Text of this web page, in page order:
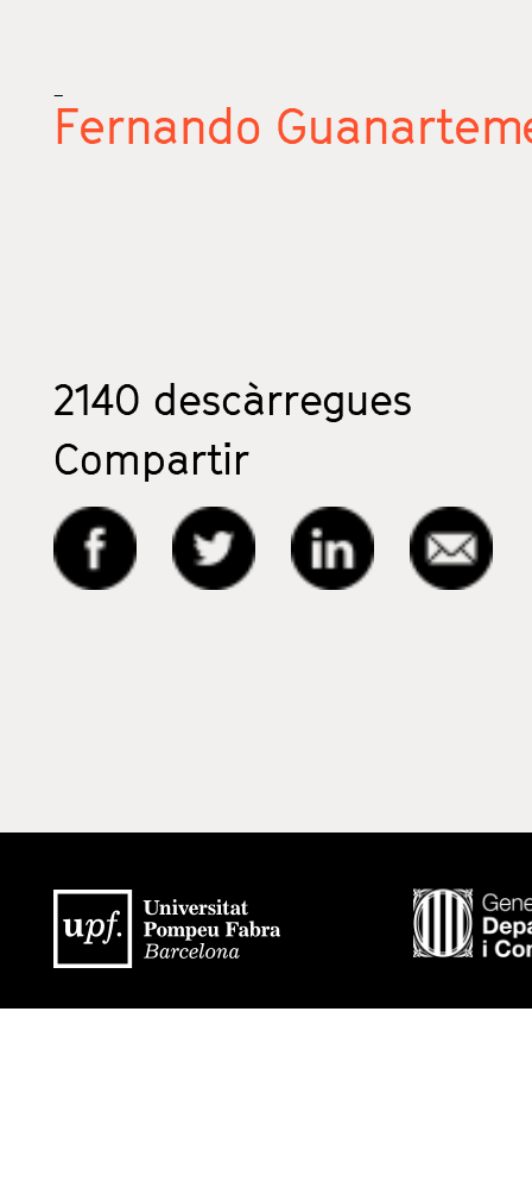
_
Fernando
2140 descàrregues
Compartir